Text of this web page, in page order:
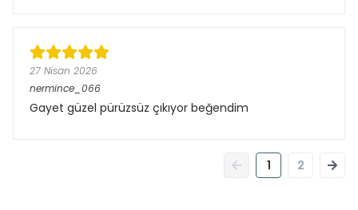
27 Nisan 2026
nermince_066
Gayet güzel pürüzsüz çıkıyor beğendim
1 2